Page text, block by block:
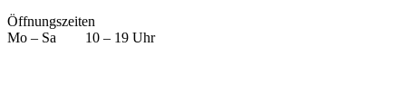
Öffnungszeiten
Mo – Sa 10 – 19 Uhr